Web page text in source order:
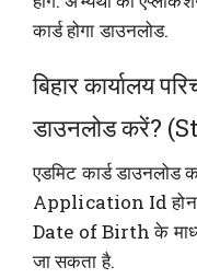
कार्ड होगा डाउनलोड.
बिहार कार्यालय
डाउनलोड करें?
एडमिट कार्ड डाउनलोड
Application Id
Date of Birth के
जा सकता है.